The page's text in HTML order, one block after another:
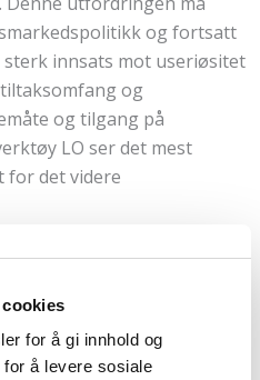
for å gi innhold og
å levere sosiale
og fortsatt
innsats mot useriøsitet
og
og tilgang på
LO ser det mest
for det videre
eventuelle forslag om